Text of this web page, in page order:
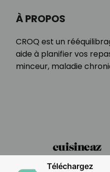
À PROPOS
CROQ est un
aide à planifier vos
minceur, maladie
Téléchargez